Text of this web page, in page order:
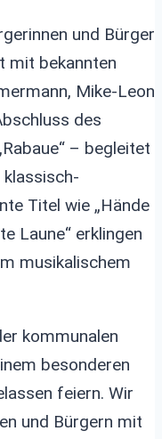
und Bürger
mit bekannten
Mike-Leon
des
– begleitet
klassisch-
Titel wie „Hände
Laune“ erklingen
musikalischem
kommunalen
besonderen
feiern. Wir
und Bürgern mit